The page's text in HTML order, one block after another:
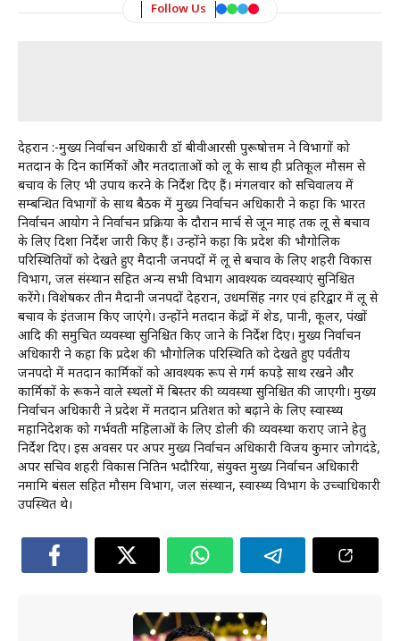
Follow Us
देहरादून :-मुख्य निर्वाचन अधिकारी डॉ बीवीआरसी पुरूषोत्तम ने विभागों को
मतदान के दिन कार्मिकों और मतदाताओं को लू के साथ ही प्रतिकूल मौसम से
बचाव के लिए भी उपाय करने के निर्देश दिए हैं। मंगलवार को सचिवालय में
सम्बन्धित विभागों के साथ बैठक में मुख्य निर्वाचन अधिकारी ने कहा कि भारत
निर्वाचन आयोग ने निर्वाचन प्रक्रिया के दौरान मार्च से जून माह तक लू से बचाव
के लिए दिशा निर्देश जारी किए हैं। उन्होंने कहा कि प्रदेश की भौगोलिक
परिस्थितियों को देखते हुए मैदानी जनपदों में लू से बचाव के लिए शहरी विकास
विभाग, जल संस्थान सहित अन्य सभी विभाग आवश्यक व्यवस्थाएं सुनिश्चित
करेंगे। विशेषकर तीन मैदानी जनपदों देहरादून, उधमसिंह नगर एवं हरिद्वार में लू से
बचाव के इंतजाम किए जाएंगे। उन्होंने मतदान केंद्रों में शेड, पानी, कूलर, पंखों
आदि की समुचित व्यवस्था सुनिश्चित किए जाने के निर्देश दिए। मुख्य निर्वाचन
अधिकारी ने कहा कि प्रदेश की भौगोलिक परिस्थिति को देखते हुए पर्वतीय
जनपदो में मतदान कार्मिकों को आवश्यक रूप से गर्म कपड़े साथ रखने और
कार्मिकों के रूकने वाले स्थलों में बिस्तर की व्यवस्था सुनिश्चित की जाएगी। मुख्य
निर्वाचन अधिकारी ने प्रदेश में मतदान प्रतिशत को बढ़ाने के लिए स्वास्थ्य
महानिदेशक को गर्भवती महिलाओं के लिए डोली की व्यवस्था कराए जाने हेतु
निर्देश दिए। इस अवसर पर अपर मुख्य निर्वाचन अधिकारी विजय कुमार जोगदंडे,
अपर सचिव शहरी विकास नितिन भदौरिया, संयुक्त मुख्य निर्वाचन अधिकारी
नमामि बंसल सहित मौसम विभाग, जल संस्थान, स्वास्थ्य विभाग के उच्चाधिकारी
उपस्थित थे।